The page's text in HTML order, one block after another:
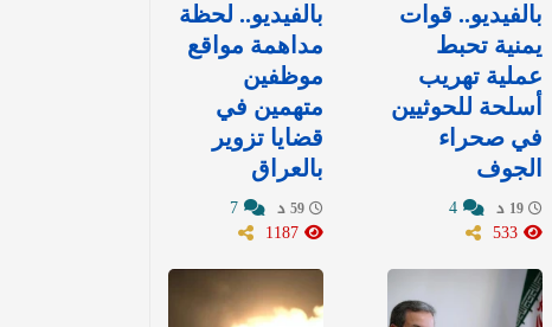
بالفيديو.. قوات
يمنية تحبط
عملية تهريب
أسلحة للحوثيين
في صحراء
الجوف
بالفيديو.. لحظة
مداهمة مواقع
موظفين
متهمين في
قضايا تزوير
بالعراق